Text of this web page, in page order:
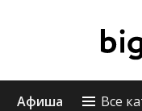
Афиша Все